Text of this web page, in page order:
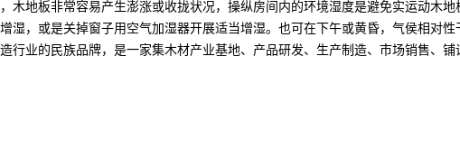
木地板非常容易产生澎涨或收拢状况，操纵房间内的环境湿度是避免实运动木
湿，或是关掉窗子用空气加湿器开展适当增湿。也可在下午或黄昏，气侯相对
行业的民族品牌，是一家集木材产业基地、产品研发、生产制造、市场销售、铺